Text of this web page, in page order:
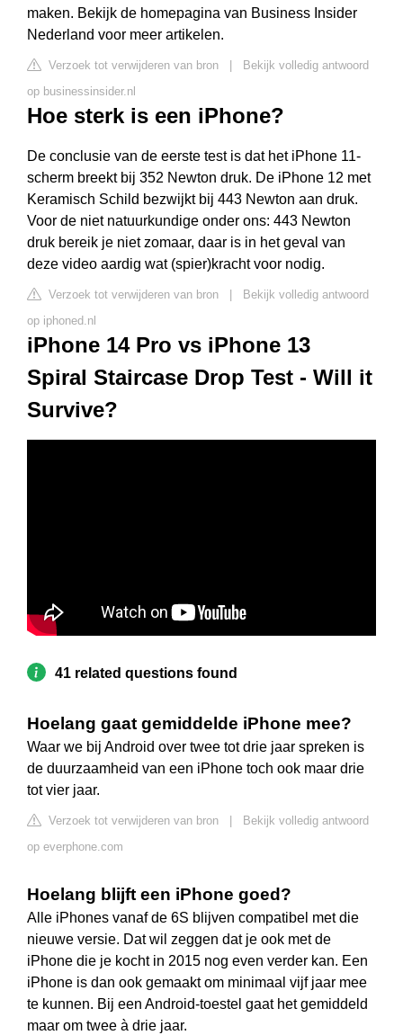
maken. Bekijk de homepagina van Business Insider
Nederland voor meer artikelen.
Verzoek tot verwijderen van bron
Bekijk volledig antwoord
op businessinsider.nl
Hoe sterk is een iPhone?
De conclusie van de eerste test is dat het iPhone 11-
scherm breekt bij 352 Newton druk. De iPhone 12 met
Keramisch Schild bezwijkt bij 443 Newton aan druk.
Voor de niet natuurkundige onder ons: 443 Newton
druk bereik je niet zomaar, daar is in het geval van
deze video aardig wat (spier)kracht voor nodig.
Verzoek tot verwijderen van bron
Bekijk volledig antwoord
op iphoned.nl
iPhone 14 Pro vs iPhone 13
Spiral Staircase Drop Test - Will it
Survive?
41 related questions found
Hoelang gaat gemiddelde iPhone mee?
Waar we bij Android over twee tot drie jaar spreken is
de duurzaamheid van een iPhone toch ook maar drie
tot vier jaar.
Verzoek tot verwijderen van bron
Bekijk volledig antwoord
op everphone.com
Hoelang blijft een iPhone goed?
Alle iPhones vanaf de 6S blijven compatibel met die
nieuwe versie. Dat wil zeggen dat je ook met de
iPhone die je kocht in 2015 nog even verder kan. Een
iPhone is dan ook gemaakt om minimaal vijf jaar mee
te kunnen. Bij een Android-toestel gaat het gemiddeld
maar om twee à drie jaar.